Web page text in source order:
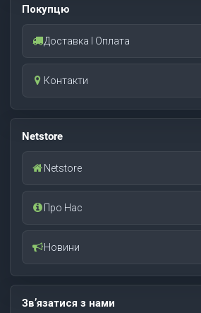
Покупцю
Доставка І Оплата
Контакти
Netstore
Netstore
Про Нас
Новини
Зв’язатися з нами